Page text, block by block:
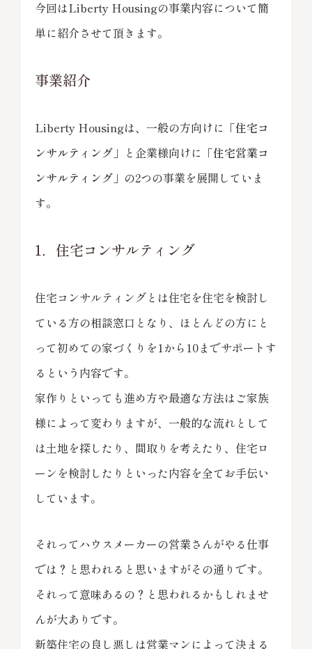
今回はLiberty Housingの事業内容について簡
単に紹介させて頂きます。
事業紹介
Liberty Housingは、一般の方向けに「住宅コ
ンサルティング 」と企業様向けに「住宅営業コ
ンサルティング 」の2つの事業を展開していま
す。
1．住宅コンサルティング
住宅コンサルティングとは住宅を住宅を検討し
ている方の相談窓口となり、ほとんどの方にと
って初めての家づくりを1から10までサポートす
るという内容です。
家作りといっても進め方や最適な方法はご家族
様によって変わりますが、一般的な流れとして
は土地を探したり、間取りを考えたり、住宅ロ
ーンを検討したりといった内容を全てお手伝い
しています。
それってハウスメーカーの営業さんがやる仕事
では？と思われると思いますがその通りです。
それって意味あるの？と思われるかもしれませ
んが大ありです。
新築住宅の良し悪しは営業マンによって決まる